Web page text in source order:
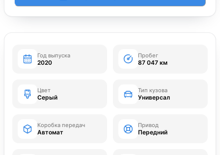
Год выпуска
2020
Пробег
87 047 км
Цвет
Серый
Тип кузова
Универсал
Коробка передач
Автомат
Привод
Передний